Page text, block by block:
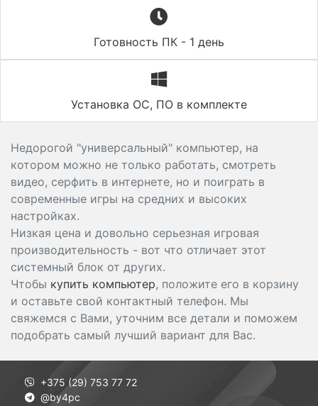
Готовность ПК - 1 день
Установка ОС, ПО в комплекте
Недорогой "универсальный" компьютер, на
котором можно не только работать, смотреть
видео, серфить в интернете, но и поиграть в
современные игры на средних и высоких
настройках.
Низкая цена и довольно серьезная игровая
производительность - вот что отличает этот
системный блок от других.
Чтобы купить компьютер, положите его в корзину
и оставьте свой контактный телефон. Мы
свяжемся с Вами, уточним все детали и поможем
подобрать самый лучший вариант для Вас.
+375 (29) 753 77 72
@by4pc